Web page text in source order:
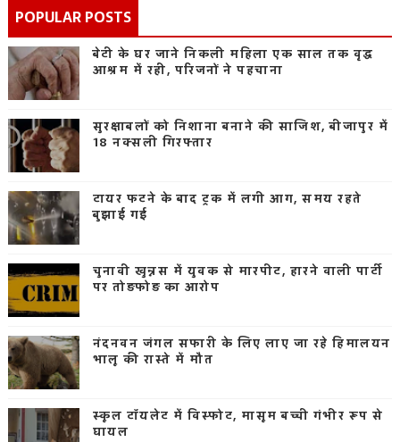
POPULAR POSTS
बेटी के घर जाने निकली महिला एक साल तक वृद्ध
आश्रम में रही, परिजनों ने पहचाना
सुरक्षाबलों को निशाना बनाने की साजिश, बीजापुर में
18 नक्सली गिरफ्तार
टायर फटने के बाद ट्रक में लगी आग, समय रहते
बुझाई गई
चुनावी खुन्नस में युवक से मारपीट, हारने वाली पार्टी
पर तोड़फोड़ का आरोप
नंदनवन जंगल सफारी के लिए लाए जा रहे हिमालयन
भालू की रास्ते में मौत
स्कूल टॉयलेट में विस्फोट, मासूम बच्ची गंभीर रूप से
घायल